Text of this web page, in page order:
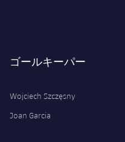
ゴールキーパー
Wojciech Szczęsny
Joan Garcia